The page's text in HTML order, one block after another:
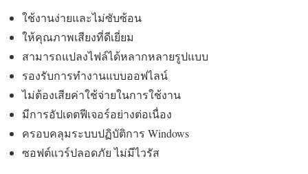
ใช้งานง่ายและไม่ซับซ้อน
ให้คุณภาพเสียงที่ดีเยี่ยม
สามารถแปลงไฟล์ได้หลากหลายรูปแบบ
รองรับการทำงานแบบออฟไลน์
ไม่ต้องเสียค่าใช้จ่ายในการใช้งาน
มีการอัปเดตฟีเจอร์อย่างต่อเนื่อง
ครอบคลุมระบบปฏิบัติการ Windows
ซอฟต์แวร์ปลอดภัย ไม่มีไวรัส